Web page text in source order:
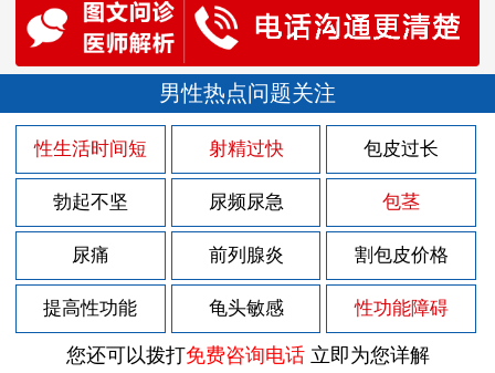
男性热点问题关注
性生活时间短 射精过快 包皮过长
勃起不坚 尿频尿急 包茎
尿痛 前列腺炎 割包皮价格
提高性功能 龟头敏感 性功能障碍
您还可以拨打免费咨询电话立即为您详解